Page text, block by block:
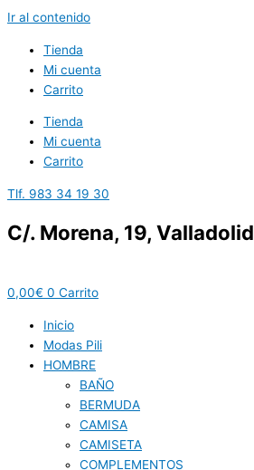
Ir al contenido
Tienda
Mi cuenta
Carrito
Tienda
Mi cuenta
Carrito
Tlf. 983 34 19 30
C/. Morena, 19, Valladolid
0,00€ 0 Carrito
Inicio
Modas Pili
HOMBRE
BAÑO
BERMUDA
CAMISA
CAMISETA
COMPLEMENTOS